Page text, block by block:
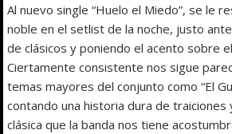
Al nuevo single “Huelo el Miedo”, se le
noble en el setlist de la noche, justo
de clásicos y poniendo el acento sobre
Ciertamente consistente nos sigue
temas mayores del conjunto como “El
contando una historia dura de traiciones
clásica que la banda nos tiene